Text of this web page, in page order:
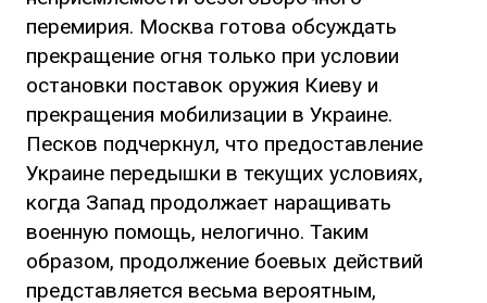
перемирия. Москва готова обсуждать
прекращение огня только при условии
остановки поставок оружия Киеву и
прекращения мобилизации в Украине.
Песков подчеркнул, что предоставление
Украине передышки в текущих условиях,
когда Запад продолжает наращивать
военную помощь, нелогично. Таким
образом, продолжение боевых действий
представляется весьма вероятным,